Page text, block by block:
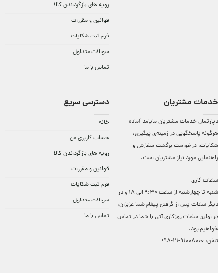
رویه های بازگرداندن کالا
قوانین و مقررات
فرم ثبت شکایات
سوالات متداول
تماس با ما
خدمات مشتریان
دپارتمان خدمات مشتریان مایامد آماده
هرگونه پاسخگویی در زمینه‌ی پیگیری،
شکایات، درخواست برگشت سفارش و
راهنمایی مورد نیاز مشتریان است.
ساعات کاری
شنبه تا چهارشنبه از ساعت 9:30 الی 18 و در
دیگر ساعات ‌پس از گرفتن پیغام شما عزیزان،
در اولین ساعات روزکاری آتی با شما در تماس
خواهیم بود.
تلفن: 91008000-21-98+
دسترسی سریع
خانه
حساب کاربری من
رویه های بازگرداندن کالا
قوانین و مقررات
فرم ثبت شکایات
سوالات متداول
تماس با ما